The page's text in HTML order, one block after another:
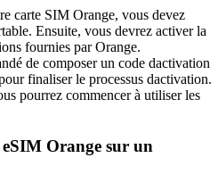
carte SIM Orange, vous devez
Ensuite, vous devrez activer la
fournies par Orange.
de composer un code dactivation
finaliser le processus dactivation.
pourrez commencer à utiliser les
Orange sur un